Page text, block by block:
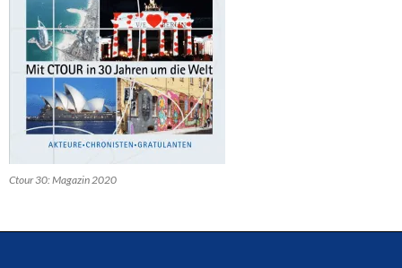
Ctour 30: Magazin 2020